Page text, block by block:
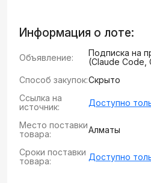
Информация о лоте:
Объявление:
Подписка на
(Claude Code,
Способ закупок:Скрыто
Ссылка на
источник:
Доступно
Место поставки
товара:
Алматы
Сроки поставки
товара:
Доступно